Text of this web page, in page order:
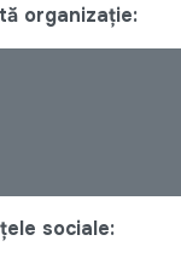
organizație:
sociale: